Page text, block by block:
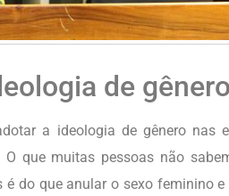
de
a ideologia de gênero nas
O que muitas pessoas não
do que anular o sexo feminino